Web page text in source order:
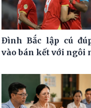
Đình Bắc lập cú
vào bán kết với ngôi